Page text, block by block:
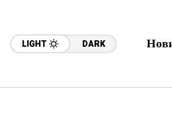
LIGHT DARK